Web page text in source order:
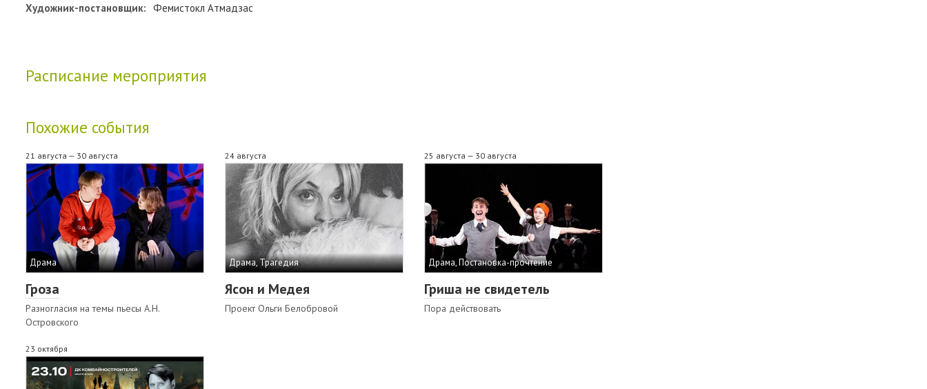
Художник-постановщик: Фемистокл Атмадзас
Расписание мероприятия
Похожие события
21 августа — 30 августа
Драма
Гроза
Разногласия на темы пьесы А.Н.
Островского
24 августа
Драма, Трагедия
Ясон и Медея
Проект Ольги Белобровой
25 августа — 30 августа
Драма, Постановка-прочтение
Гриша не свидетель
Пора действовать
23 октября